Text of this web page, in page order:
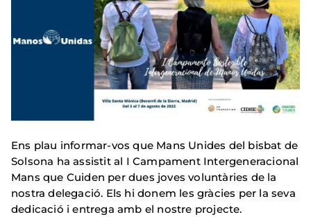
Ens plau informar-vos que Mans Unides del bisbat de
Solsona ha assistit al I Campament Intergeneracional
Mans que Cuiden per dues joves voluntàries de la
nostra delegació. Els hi donem les gràcies per la seva
dedicació i entrega amb el nostre projecte.